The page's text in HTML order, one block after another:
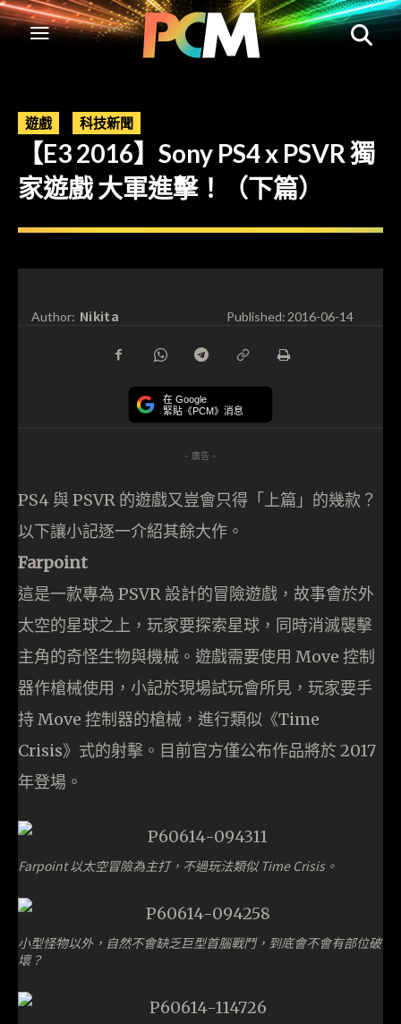
遊戲 科技新聞
【E3 2016】Sony PS4 x PSVR 獨
家遊戲 大軍進擊！（下篇）
Author: Nikita Published:2016-06-14
在 Google
緊貼《PCM》消息
- 廣告 -
PS4 與 PSVR 的遊戲又豈會只得「上篇」的幾款？
以下讓小記逐一介紹其餘大作。
Farpoint
這是一款專為 PSVR 設計的冒險遊戲，故事會於外
太空的星球之上，玩家要探索星球，同時消滅襲擊
主角的奇怪生物與機械。遊戲需要使用 Move 控制
器作槍械使用，小記於現場試玩會所見，玩家要手
持 Move 控制器的槍械，進行類似《Time
Crisis》式的射擊。目前官方僅公布作品將於 2017
年登場。
Farpoint 以太空冒險為主打，不過玩法類似 Time Crisis。
小型怪物以外，自然不會缺乏巨型首腦戰鬥，到底會不會有部位破
壞？